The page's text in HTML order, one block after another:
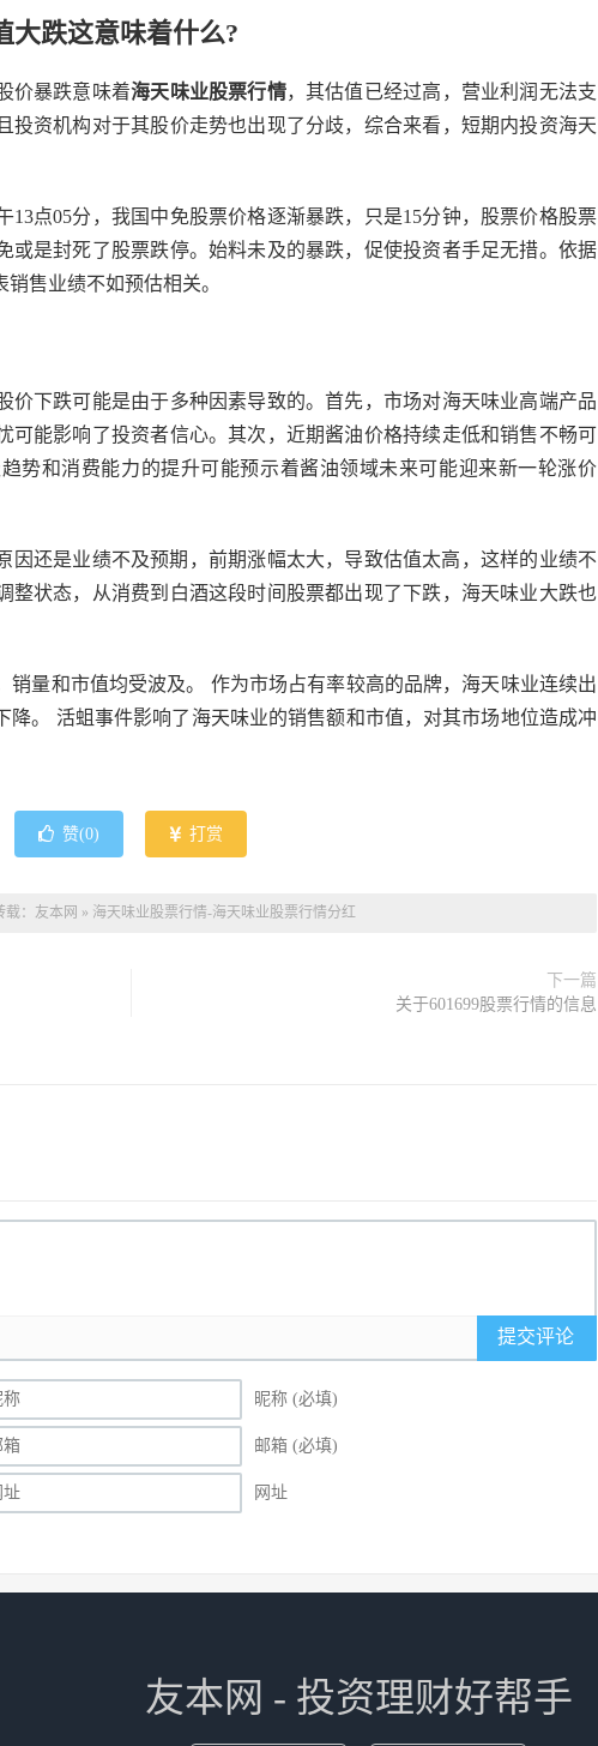
大跌这意味着什么?
价暴跌意味着海天味业股票行情，其估值已经过高，营业利润无法支
投资机构对于其股价走势也出现了分歧，综合来看，短期内投资海天
13点05分，我国中免股票价格逐渐暴跌，只是15分钟，股票价格股票
或是封死了股票跌停。始料未及的暴跌，促使投资者手足无措。依据
售业绩不如预估相关。
价下跌可能是由于多种因素导致的。首先，市场对海天味业高端产品
可能影响了投资者信心。其次，近期酱油价格持续走低和销售不畅可
势和消费能力的提升可能预示着酱油领域未来可能迎来新一轮涨价
因还是业绩不及预期，前期涨幅太大，导致估值太高，这样的业绩不
整状态，从消费到白酒这段时间股票都出现了下跌，海天味业大跌也
销量和市值均受波及。 作为市场占有率较高的品牌，海天味业连续出
降。 活蛆事件影响了海天味业的销售额和市值，对其市场地位造成冲
赞(0) 打赏
： 友本网 » 海天味业股票行情-海天味业股票行情分红
下一篇
关于601699股票行情的信息
提交评论
昵称 (必填)
邮箱 (必填)
网址
友本网 - 投资理财好帮手